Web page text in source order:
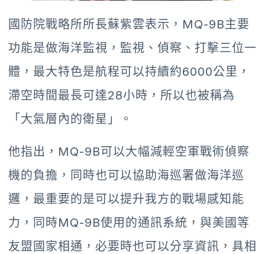
國防院戰略所所長蘇紫雲表示，MQ-9B主要
功能是做海洋監視，監視、偵察、打擊三位一
體，最大特色是航程可以持續約6000公里，
滯空時間最長可達28小時，所以也被稱為
「大氣層內的衛星」。
他指出，MQ-9B可以大幅減輕空軍戰術偵察
機的負擔，同時也可以協助海巡署做海洋巡
邏，最重要的是可以提升我方的戰場感知能
力，同時MQ-9B使用的通訊系統，與美國等
友盟國家相通，必要時也可以分享資訊，具相